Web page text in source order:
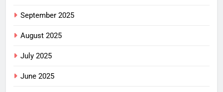
September 2025
August 2025
July 2025
June 2025